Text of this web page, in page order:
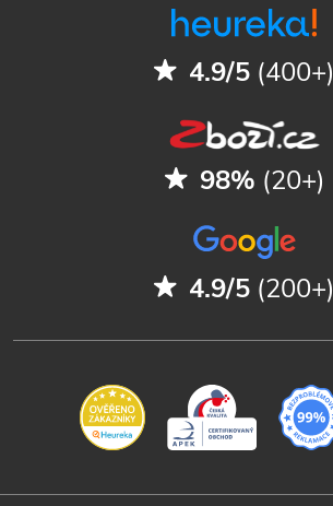
4.9/5 (400+)
98% (20+)
4.9/5 (200+)